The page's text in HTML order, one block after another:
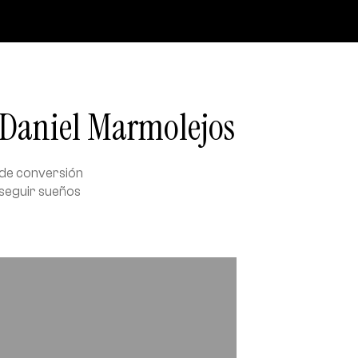
Marmolejos
conversión
sueños